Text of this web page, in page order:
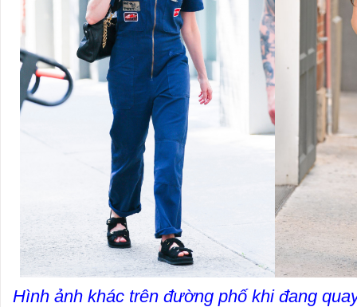
Hình ảnh khác trên đường phố khi đang